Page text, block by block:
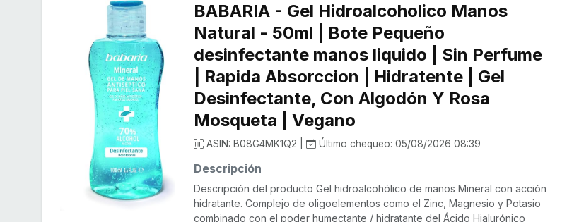
BABARIA - Gel Hidroalcoholico Manos
Natural - 50ml | Bote Pequeño
desinfectante manos liquido | Sin Perfume
| Rapida Absorccion | Hidratente | Gel
Desinfectante, Con Algodón Y Rosa
Mosqueta | Vegano
ASIN: B08G4MK1Q2 | Último chequeo: 05/08/2026 08:39
Descripción
Descripción del producto Gel hidroalcohólico de manos Mineral con acción
hidratante. Complejo de oligoelementos como el Zinc, Magnesio y Potasio
combinado con el poder humectante / hidratante del Ácido Hialurónico